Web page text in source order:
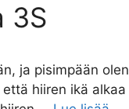
3S
ja pisimpään olen
hiiren ikä alkaa